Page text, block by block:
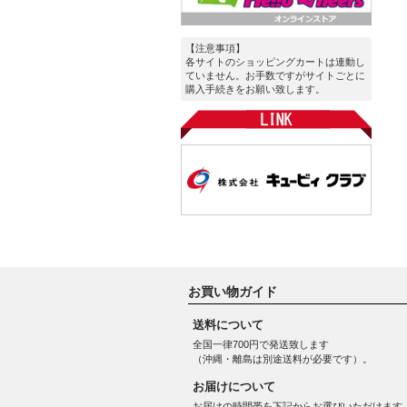
【注意事項】
各サイトのショッピングカートは連動し
ていません。お手数ですがサイトごとに
購入手続きをお願い致します。
お買い物ガイド
送料について
全国一律700円で発送致します
（沖縄・離島は別途送料が必要です）。
お届けについて